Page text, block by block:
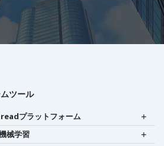
ツール
プラットフォーム
械学習